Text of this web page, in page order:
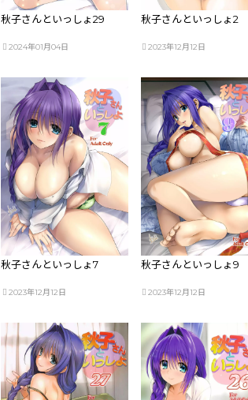
秋子さんといっしょ29
2024年01月04日
秋子さんといっしょ2
2023年12月12日
秋子さんといっしょ7
2023年12月12日
秋子さんといっしょ9
2023年12月12日